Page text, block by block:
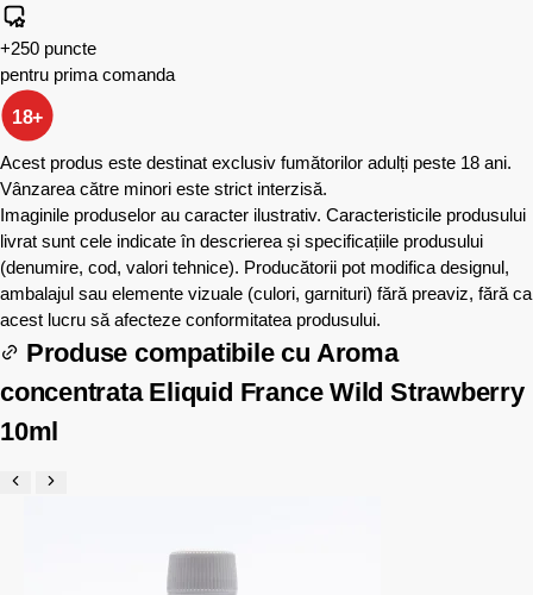
+250 puncte
pentru prima comanda
18+
Acest produs este destinat exclusiv fumătorilor adulți peste 18 ani.
Vânzarea către minori este strict interzisă.
Imaginile produselor au caracter ilustrativ. Caracteristicile produsului
livrat sunt cele indicate în descrierea și specificațiile produsului
(denumire, cod, valori tehnice). Producătorii pot modifica designul,
ambalajul sau elemente vizuale (culori, garnituri) fără preaviz, fără ca
acest lucru să afecteze conformitatea produsului.
Produse compatibile cu Aroma
concentrata Eliquid France Wild Strawberry
10ml